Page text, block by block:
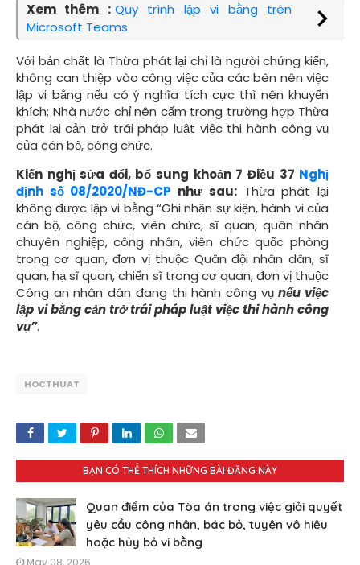
Xem thêm : Quy trình lập vi bằng trên
Microsoft Teams
Với bản chất là Thừa phát lại chỉ là người chứng kiến,
không can thiệp vào công việc của các bên nên việc
lập vi bằng nếu có ý nghĩa tích cực thì nên khuyến
khích; Nhà nước chỉ nên cấm trong trường hợp Thừa
phát lại cản trở trái pháp luật việc thi hành công vụ
của cán bộ, công chức.
Kiến nghị sửa đổi, bổ sung khoản 7 Điều 37 Nghị
định số 08/2020/NĐ-CP như sau: Thừa phát lại
không được lập vi bằng “Ghi nhận sự kiện, hành vi của
cán bộ, công chức, viên chức, sĩ quan, quân nhân
chuyên nghiệp, công nhân, viên chức quốc phòng
trong cơ quan, đơn vị thuộc Quân đội nhân dân, sĩ
quan, hạ sĩ quan, chiến sĩ trong cơ quan, đơn vị thuộc
Công an nhân dân đang thi hành công vụnếu việc
lập vi bằng cản trở trái pháp luật việc thi hành công
vụ”.
HOCTHUAT
BẠN CÓ THỂ THÍCH NHỮNG BÀI ĐĂNG NÀY
Quan điểm của Tòa án trong việc giải quyết
yêu cầu công nhận, bác bỏ, tuyên vô hiệu
hoặc hủy bỏ vi bằng
May 08, 2026